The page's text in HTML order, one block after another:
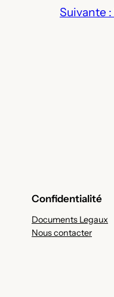
Suivante :
Confidentialité
Documents Legaux
Nous contacter